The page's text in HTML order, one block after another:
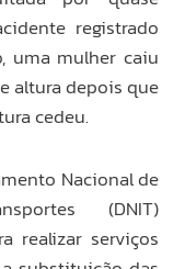
registrado
uma mulher caiu
altura depois que
cedeu.
Nacional de
(DNIT)
realizar serviços